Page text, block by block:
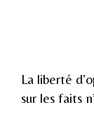
La liberté
sur les faits